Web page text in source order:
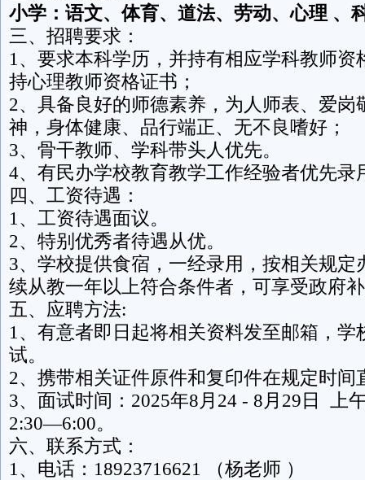
小学：语文、体育、道法、劳动、心理
三、招聘要求：
1、要求本科学历，并持有相应学科教师资
持心理教师资格证书；
2、具备良好的师德素养，为人师表、爱岗
神，身体健康、品行端正、无不良嗜好；
3、骨干教师、学科带头人优先。
4、有民办学校教育教学工作经验者优先录
四、工资待遇：
1、工资待遇面议。
2、特别优秀者待遇从优。
3、学校提供食宿，一经录用，按相关规定
续从教一年以上符合条件者，可享受政府
五、应聘方法:
1、有意者即日起将相关资料发至邮箱，学
试。
2、携带相关证件原件和复印件在规定时间
3、面试时间：2025年8月24 - 8月29日 上
2:30—6:00。
六、联系方式：
1、电话：18923716621 （杨老师 ）